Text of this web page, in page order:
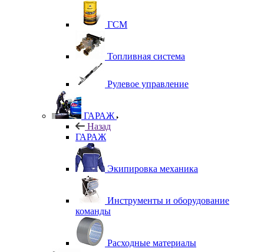
ГСМ
Топливная система
Рулевое управление
ГАРАЖ
Назад
ГАРАЖ
Экипировка механика
Инструменты и оборудование
команды
Расходные материалы